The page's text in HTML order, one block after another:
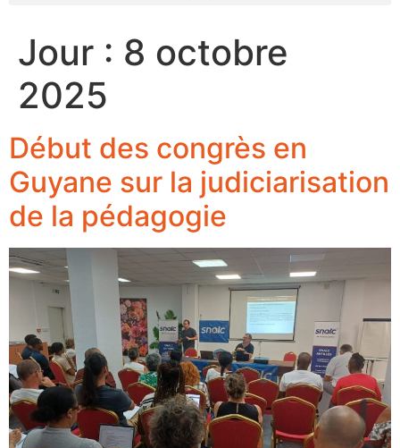
Jour : 8 octobre
2025
Début des congrès en
Guyane sur la judiciarisation
de la pédagogie